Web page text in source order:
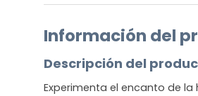
Información del
Descripción del
Experimenta el encanto de